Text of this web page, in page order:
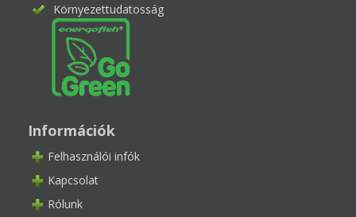
Környezettudatosság
Információk
Felhasználói infók
Kapcsolat
Rólunk